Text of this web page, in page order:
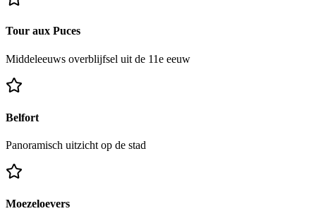
Tour aux Puces
Middeleeuws overblijfsel uit de 11e eeuw
Belfort
Panoramisch uitzicht op de stad
Moezeloevers